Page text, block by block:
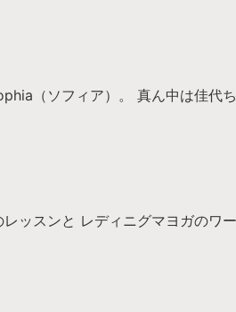
（ソフィア）。 真ん中は佳代
ッスンと レディニグマヨガのワ